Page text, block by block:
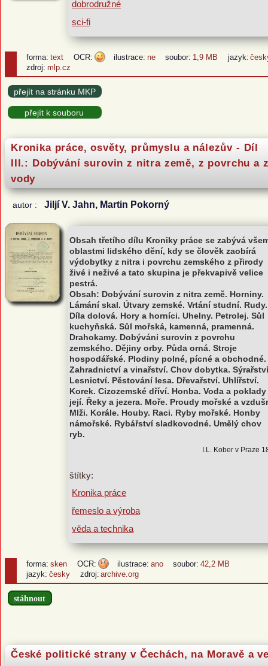
dobrodružné
sci-fi
forma: text OCR: ilustrace: ne soubor: 1,9 MB jazyk:
zdroj: mlp.cz
přejít na stránku MKP
přejít k souboru
Kronika práce, osvěty, průmyslu a nálezův - Díl
III.: Dobývání surovin z nitra země, z povrchu a
vody
autor : Jiljí V. Jahn, Martin Pokorný
Obsah třetího dílu Kroniky práce se zabývá
oblastmi lidského dění, kdy se člověk zaobírá
výdobytky z nitra i povrchu zemského z přirody
živé i neživé a tato skupina je překvapivě velice
pestrá.
Obsah: Dobývání surovin z nitra země. Horniny.
Lámání skal. Útvary zemské. Vrtání studní. Rudy.
Díla dolová. Hory a horníci. Uhelny. Petrolej. Sůl
kuchyňská. Sůl mořská, kamenná, pramenná.
Drahokamy. Dobýváni surovin z povrchu
zemského. Dějiny orby. Půda orná. Stroje
hospodářské. Plodiny polné, pícné a obchodné.
Zahradnictví a vinařství. Chov dobytka.
Lesnictví. Pěstování lesa. Dřevařství. Uhlířství.
Korek. Cizozemské dříví. Honba. Voda a poklady
její. Řeky a jezera. Moře. Proudy mořské a
Mlži. Korále. Houby. Raci. Ryby mořské. Honby
námořské. Rybářství sladkovodné. Umělý chov
ryb.
I.L. Kober v Praze
štítky:
Kronika práce
řemeslo a výroba
věda a technika
forma: sken OCR: ilustrace: ano soubor: 42,2 MB
jazyk: česky zdroj: archive.org
stáhnout
České politické strany v Čechách, na Moravě a